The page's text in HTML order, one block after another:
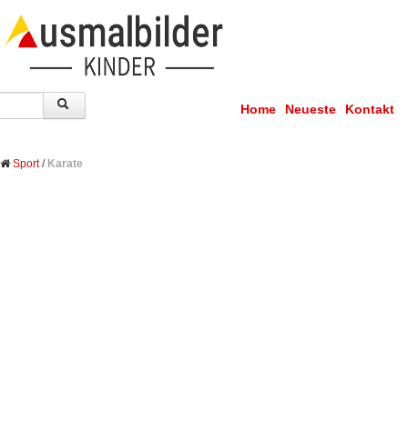
Home Neueste Kontakt
Sport/ Karate